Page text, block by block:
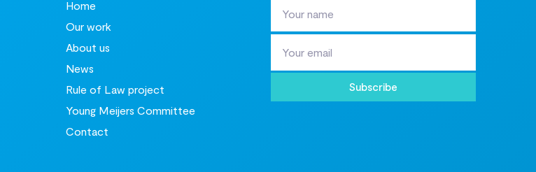
Home
Our work
About us
News
Rule of Law project
Young Meijers Committee
Contact
Subscribe